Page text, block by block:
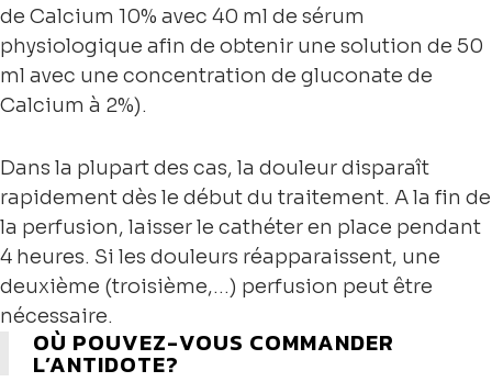
de Calcium 10% avec 40 ml de sérum
physiologique afin de obtenir une solution de 50
ml avec une concentration de gluconate de
Calcium à 2%).
Dans la plupart des cas, la douleur disparaît
rapidement dès le début du traitement. A la fin de
la perfusion, laisser le cathéter en place pendant
4 heures. Si les douleurs réapparaissent, une
deuxième (troisième,…) perfusion peut être
nécessaire.
OÙ POUVEZ-VOUS COMMANDER
L’ANTIDOTE?